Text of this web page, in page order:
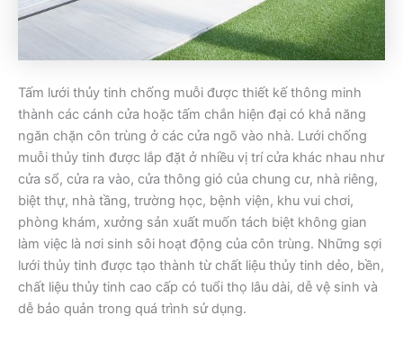
Tấm lưới thủy tinh chống muỗi được thiết kế thông minh
thành các cánh cửa hoặc tấm chắn hiện đại có khả năng
ngăn chặn côn trùng ở các cửa ngõ vào nhà. Lưới chống
muỗi thủy tinh được lắp đặt ở nhiều vị trí cửa khác nhau như
cửa sổ, cửa ra vào, cửa thông gió của chung cư, nhà riêng,
biệt thự, nhà tầng, trường học, bệnh viện, khu vui chơi,
phòng khám, xưởng sản xuất muốn tách biệt không gian
làm việc là nơi sinh sôi hoạt động của côn trùng. Những sợi
lưới thủy tinh được tạo thành từ chất liệu thủy tinh dẻo, bền,
chất liệu thủy tinh cao cấp có tuổi thọ lâu dài, dễ vệ sinh và
dễ bảo quản trong quá trình sử dụng.